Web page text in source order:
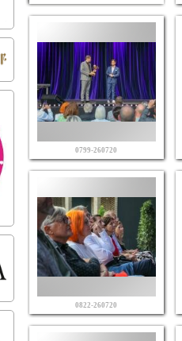
0799-260720
0822-260720